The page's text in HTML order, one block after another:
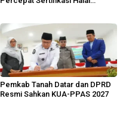
Pemkab Tanah Datar dan DPRD
Resmi Sahkan KUA-PPAS 2027